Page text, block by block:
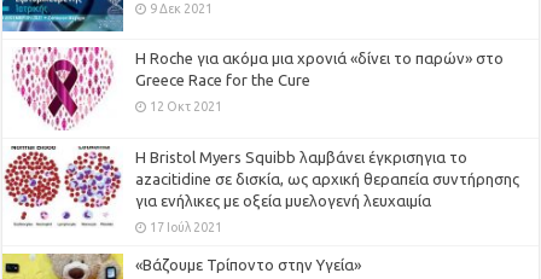
9 Δεκ 2021
H Roche για ακόμα μια χρονιά «δίνει το παρών» στο
Greece Race for the Cure
12 Οκτ 2021
Η Bristol Myers Squibb λαμβάνει έγκρισηγια το
azacitidine σε δισκία, ως αρχική θεραπεία συντήρησης
για ενήλικες με οξεία μυελογενή λευχαιμία
17 Ιούλ 2021
«Βάζουμε Τρίποντο στην Υγεία»